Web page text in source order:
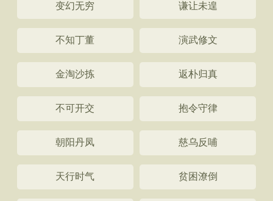
变幻无穷 谦让未遑
不知丁董 演武修文
金淘沙拣 返朴归真
不可开交 抱令守律
朝阳丹凤 慈乌反哺
天行时气 贫困潦倒